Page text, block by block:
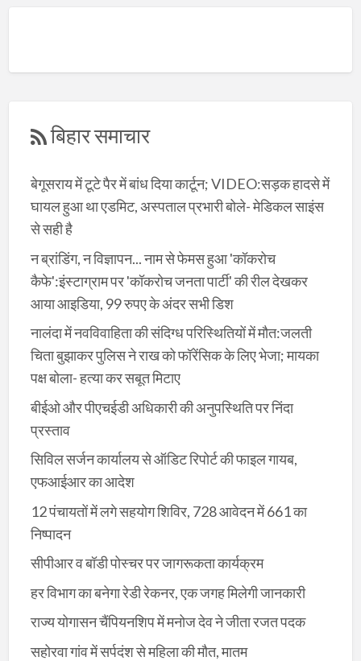
बिहार समाचार
बेगूसराय में टूटे पैर में बांध दिया कार्टून; VIDEO:सड़क हादसे में
घायल हुआ था एडमिट, अस्पताल प्रभारी बोले- मेडिकल साइंस
से सही है
न ब्रांडिंग, न विज्ञापन... नाम से फेमस हुआ 'कॉकरोच
कैफे':इंस्टाग्राम पर 'कॉकरोच जनता पार्टी' की रील देखकर
आया आइडिया, 99 रुपए के अंदर सभी डिश
नालंदा में नवविवाहिता की संदिग्ध परिस्थितियों में मौत:जलती
चिता बुझाकर पुलिस ने राख को फॉरेंसिक के लिए भेजा; मायका
पक्ष बोला- हत्या कर सबूत मिटाए
बीईओ और पीएचईडी अधिकारी की अनुपस्थिति पर निंदा
प्रस्ताव
सिविल सर्जन कार्यालय से ऑडिट रिपोर्ट की फाइल गायब,
एफआईआर का आदेश
12 पंचायतों में लगे सहयोग शिविर, 728 आवेदन में 661 का
निष्पादन
सीपीआर व बॉडी पोस्चर पर जागरूकता कार्यक्रम
हर विभाग का बनेगा रेडी रेकनर, एक जगह मिलेगी जानकारी
राज्य योगासन चैंपियनशिप में मनोज देव ने जीता रजत पदक
सहोरवा गांव में सर्पदंश से महिला की मौत, मातम